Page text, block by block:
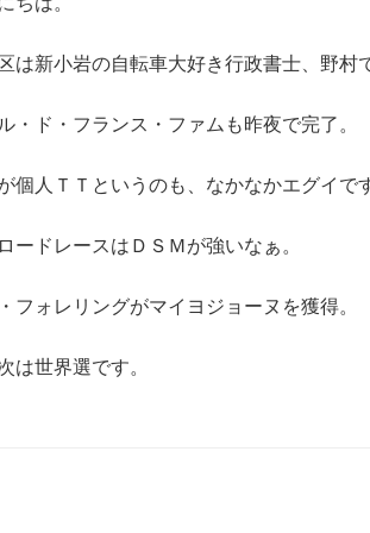
は新小岩の自転車大好き行政書士、野村
・ド・フランス・ファムも昨夜で完了。
個人ＴＴというのも、なかなかエグイで
ードレースはＤＳＭが強いなぁ。
フォレリングがマイヨジョーヌを獲得。
は世界選です。